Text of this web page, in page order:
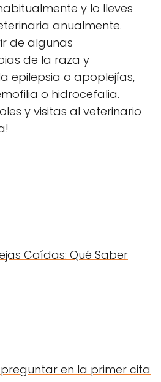
y lo lleves
anualmente.
de algunas
de la raza y
epilepsia o apoplejías,
o hidrocefalia.
y visitas al veterinario
Caídas: Qué Saber
en la primer cita